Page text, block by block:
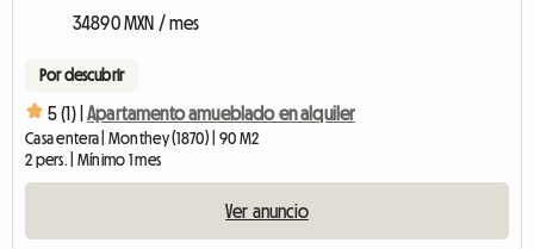
34890 MXN / mes
Por descubrir
5 (1) | Apartamento amueblado en alquiler
Casa entera | Monthey (1870) | 90 M2
2 pers. | Mínimo 1 mes
Ver anuncio